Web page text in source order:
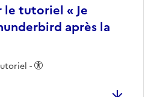
le tutoriel « Je
après la
-